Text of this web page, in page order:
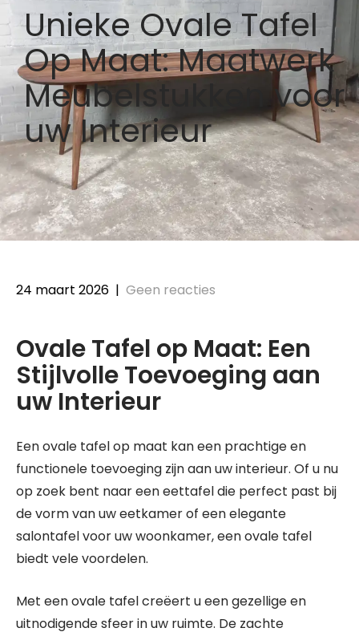
Unieke Ovale Tafel
Op Maat: Maatwerk
Meubelstukken voor
uw Interieur
24 maart 2026 | Geen reacties
Ovale Tafel op Maat: Een
Stijlvolle Toevoeging aan
uw Interieur
Een ovale tafel op maat kan een prachtige en
functionele toevoeging zijn aan uw interieur. Of u nu
op zoek bent naar een eettafel die perfect past bij
de vorm van uw eetkamer of een elegante
salontafel voor uw woonkamer, een ovale tafel
biedt vele voordelen.
Met een ovale tafel creëert u een gezellige en
uitnodigende sfeer in uw ruimte. De zachte